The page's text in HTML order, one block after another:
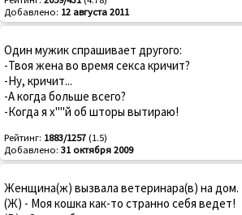
Добавлено: 12 августа 2011
Один мужик спрашивает другого:
-Твоя жена во время секса кричит?
-Ну, кричит...
-А когда больше всего?
-Когда я х""й об шторы вытираю!
Рейтинг: 1883/1257 (1.5)
Добавлено: 31 октября 2009
Женщина(ж) вызвала ветеринара(в) на дом.
(Ж) - Моя кошка как-то странно себя ведет!